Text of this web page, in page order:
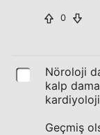
0
Nöroloji
kalp
Geçmiş